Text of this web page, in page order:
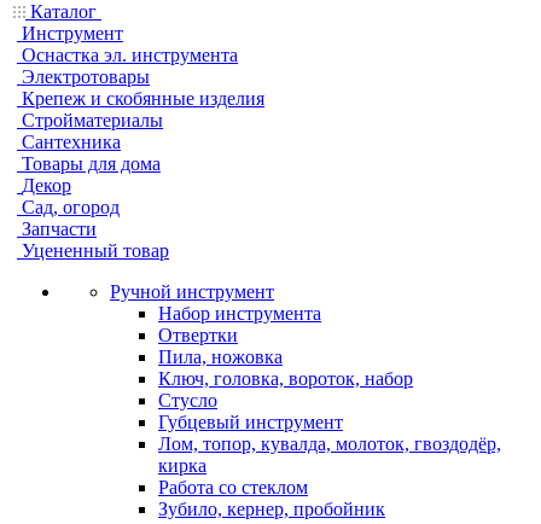
Каталог
Инструмент
Оснастка эл. инструмента
Электротовары
Крепеж и скобянные изделия
Стройматериалы
Сантехника
Товары для дома
Декор
Сад, огород
Запчасти
Уцененный товар
Ручной инструмент
Набор инструмента
Отвертки
Пила, ножовка
Ключ, головка, вороток, набор
Стусло
Губцевый инструмент
Лом, топор, кувалда, молоток, гвоздодёр,
кирка
Работа со стеклом
Зубило, кернер, пробойник